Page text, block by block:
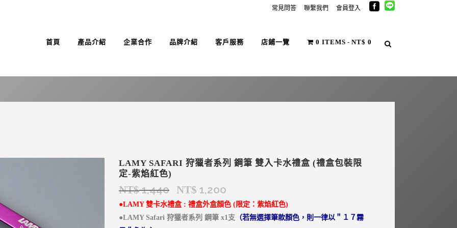
常見問答 聯繫我們 會員登入
首頁 產品介紹 企業合作 品牌介紹 客戶服務 店鋪一覽 0 ITEMS NT$ 0
LAMY SAFARI 狩獵者系列 鋼筆 雙入卡水禮盒 (禮盒包裝限
定-紫焰紅色)
NT$1,440
原
始
價
NT$ 1,200
前
價
●LAMY 雙卡水禮盒 : 禮盒外盒顏色 (限定：紫焰紅色)
●LAMY Safari 狩獵者系列 鋼筆 x1支 （若無選擇筆款顏色，則一律以＂１７霧